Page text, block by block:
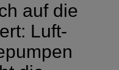
auf die
Luft-